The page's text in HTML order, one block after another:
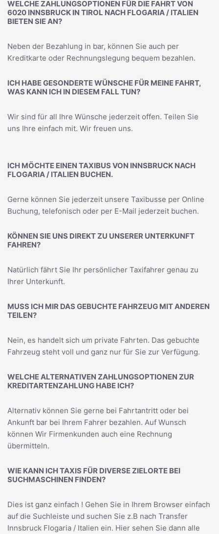
WELCHE ZAHLUNGSOPTIONEN FÜR DIE FAHRT VON
6020 INNSBRUCK IN TIROL NACH FLOGARIA / ITALIEN
BIETEN SIE AN?
Neben der Bezahlung in bar, können Sie auch per
Kreditkarte oder Rechnungslegung bequem bezahlen.
ICH HABE GESONDERTE WÜNSCHE FÜR MEINE FAHRT,
WAS KANN ICH IN DIESEM FALL TUN?
Wir sind für all Ihre Wünsche jederzeit offen. Teilen Sie
uns Ihre einfach mit. Wir freuen uns.
ICH MÖCHTE EINEN TAXIBUS VON INNSBRUCK NACH
FLOGARIA / ITALIEN BUCHEN.
Gerne können Sie jederzeit unsere Taxibusse per Online
Buchung, telefonisch oder per E-Mail jederzeit buchen.
KÖNNEN SIE UNS DIREKT ZU UNSERER UNTERKUNFT
FAHREN?
Natürlich fährt Sie Ihr persönlicher Taxifahrer genau zu
Ihrer Unterkunft.
MUSS ICH MIR DAS GEBUCHTE FAHRZEUG MIT ANDEREN
TEILEN?
Nein, es handelt sich um private Fahrten. Das gebuchte
Fahrzeug steht voll und ganz nur für Sie zur Verfügung.
WELCHE ALTERNATIVEN ZAHLUNGSOPTIONEN ZUR
KREDITARTENZAHLUNG HABE ICH?
Alternativ können Sie gerne bei Fahrtantritt oder bei
Ankunft bar bei Ihrem Fahrer bezahlen. Auf Wunsch
können Wir Firmenkunden auch eine Rechnung
übermitteln.
WIE KANN ICH TAXIS FÜR DIVERSE ZIELORTE BEI
SUCHMASCHINEN FINDEN?
Dies ist ganz einfach ! Gehen Sie in Ihrem Browser einfach
auf die Suchleiste und suchen Sie z.B nach Transfer
Innsbruck Flogaria / Italien ein. Hier sehen Sie dann alle